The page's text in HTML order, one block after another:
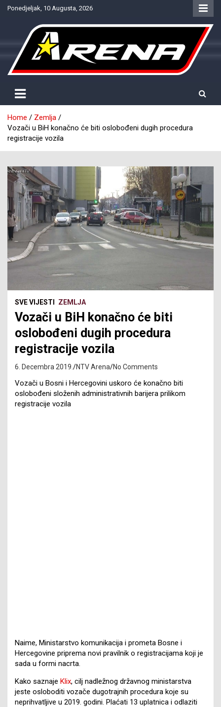
SkipPonedjeljak, 10 Augusta, 2026
NTV Arena
Home
Zemlja
Vozači u BiH konačno će biti oslobođeni dugih procedura
registracije vozila
SVE VIJESTI ZEMLJA
Vozači u BiH konačno će biti
oslobođeni dugih procedura
registracije vozila
6. Decembra 2019. NTV Arena No Comments
Vozači u Bosni i Hercegovini uskoro će konačno biti
oslobođeni složenih administrativnih barijera prilikom
registracije vozila
Naime, Ministarstvo komunikacija i prometa Bosne i
Hercegovine priprema novi pravilnik o registracijama koji je
sada u formi nacrta.
Kako saznaje Klix, cilj nadležnog državnog ministarstva
jeste osloboditi vozače dugotrajnih procedura koje su
neprihvatljive u 2019. godini. Plaćati 13 uplatnica i odlaziti